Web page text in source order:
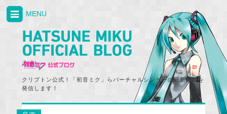
クリプトン公式！「初音ミク」らバーチャルシンガーの最新情報を
発信します！
MENU